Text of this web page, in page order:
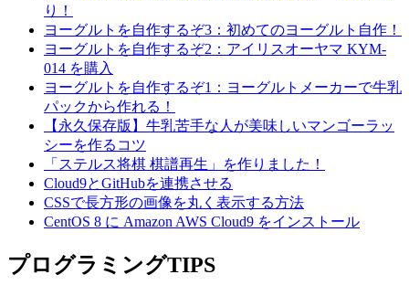
り！
ヨーグルトを自作するぞ3：初めてのヨーグルト自作！
ヨーグルトを自作するぞ2：アイリスオーヤマ KYM-
014 を購入
ヨーグルトを自作するぞ1：ヨーグルトメーカーで牛乳
パックから作れる！
【永久保存版】牛乳苦手な人が美味しいマンゴーラッ
シーを作るコツ
「ステルス将棋 棋譜再生」を作りました！
Cloud9とGitHubを連携させる
CSSで長方形の画像を丸く表示する方法
CentOS 8 に Amazon AWS Cloud9 をインストール
プログラミングTIPS